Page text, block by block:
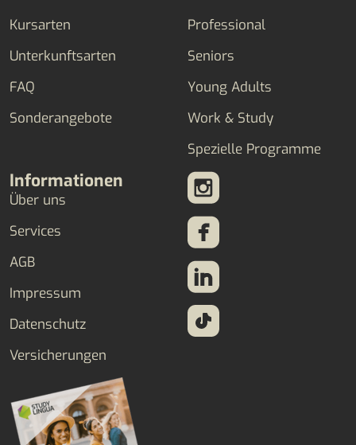
Kursarten
Unterkunftsarten
FAQ
Sonderangebote
Professional
Seniors
Young Adults
Work & Study
Spezielle Programme
Informationen
Über uns
Services
AGB
Impressum
Datenschutz
Versicherungen